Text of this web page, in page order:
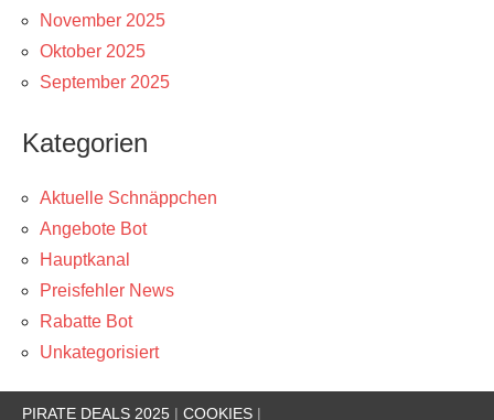
November 2025
Oktober 2025
September 2025
Kategorien
Aktuelle Schnäppchen
Angebote Bot
Hauptkanal
Preisfehler News
Rabatte Bot
Unkategorisiert
PIRATE DEALS 2025 | COOKIES |